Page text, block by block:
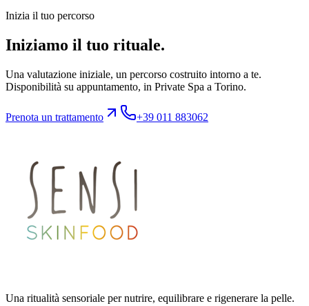
Inizia il tuo percorso
Iniziamo il tuo rituale.
Una valutazione iniziale, un percorso costruito intorno a te.
Disponibilità su appuntamento, in Private Spa a Torino.
Prenota un trattamento +39 011 883062
Una ritualità sensoriale per nutrire, equilibrare e rigenerare la pelle.